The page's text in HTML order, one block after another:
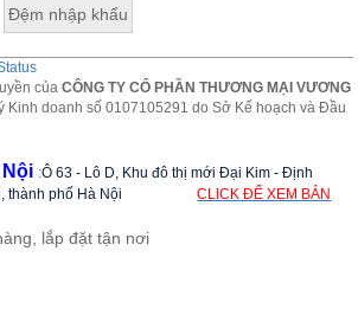
Đệm nhập khẩu
củaCÔNG TY CỔ PHẦN THƯƠNG MẠI VƯƠNG
Kinh doanh số 0107105291 do Sở Kế hoạch và Đầu
:Ô 63 - Lô D, Khu đô thị mới Đại Kim - Định
thành phố Hà Nội
CLICK ĐỂ XEM BẢN
lắp đặt tận nơi